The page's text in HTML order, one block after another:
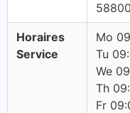
Horaires
Service
Mo
Tu
We
Th
Fr